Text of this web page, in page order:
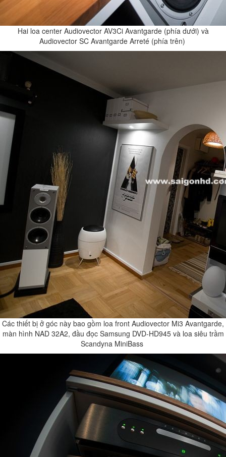
Hai loa center Audiovector AV3Ci Avantgarde (phía dưới) và
Audiovector SC Avantgarde Arreté (phía trên)
Các thiết bị ở góc này bao gồm loa front Audiovector Mi3 Avantgarde,
màn hình NAD 32A2, đầu đọc Samsung DVD-HD945 và loa siêu trầm
Scandyna MiniBass